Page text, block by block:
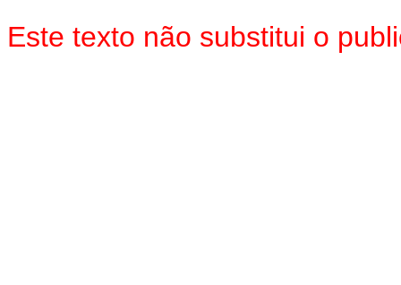
Este texto não substitui o